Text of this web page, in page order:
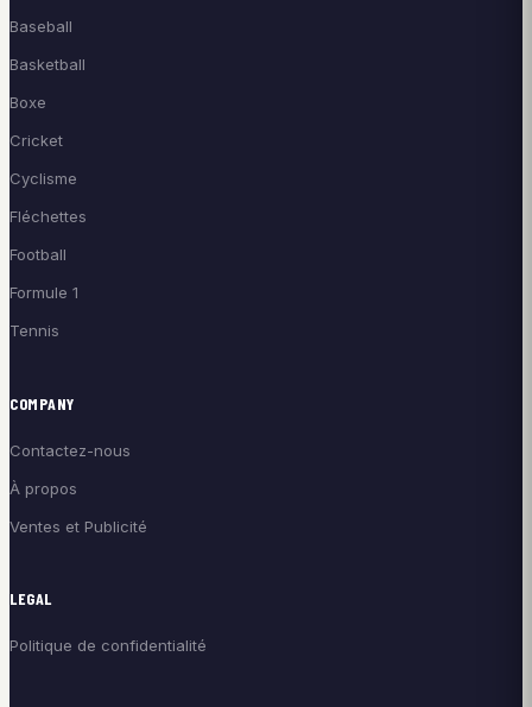
Baseball
Basketball
Boxe
Cricket
Cyclisme
Fléchettes
Football
Formule 1
Tennis
COMPANY
Contactez-nous
À propos
Ventes et Publicité
LEGAL
Politique de confidentialité